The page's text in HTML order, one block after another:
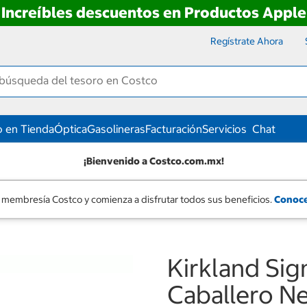
Increíbles descuentos en Productos Apple
Regístrate Ahora
en TiendaÓpticaGasolinerasFacturaciónServicios Chat
¡Bienvenido a Costco.com.mx!
Costco y comienza a disfrutar todos sus beneficios.
Kirkland
Caballero